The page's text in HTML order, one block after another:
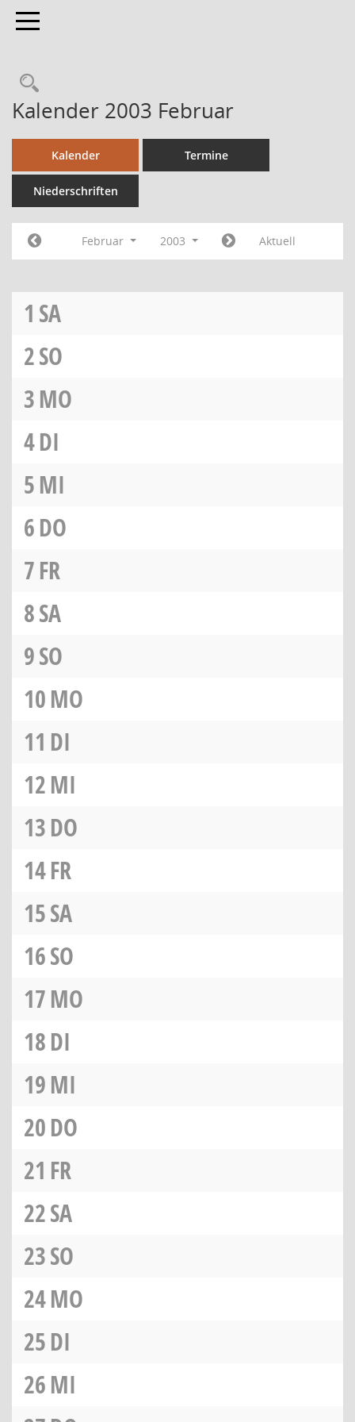
Toggle navigation
Kalender 2003 Februar
Kalender Termine
Niederschriften
Februar 2003 Aktuell
1 SA
2SO
3MO
4DI
5MI
6DO
7FR
8SA
9SO
10MO
11 DI
12MI
13DO
14FR
15SA
16SO
17MO
18DI
19MI
20DO
21 FR
22SA
23SO
24MO
25DI
26MI